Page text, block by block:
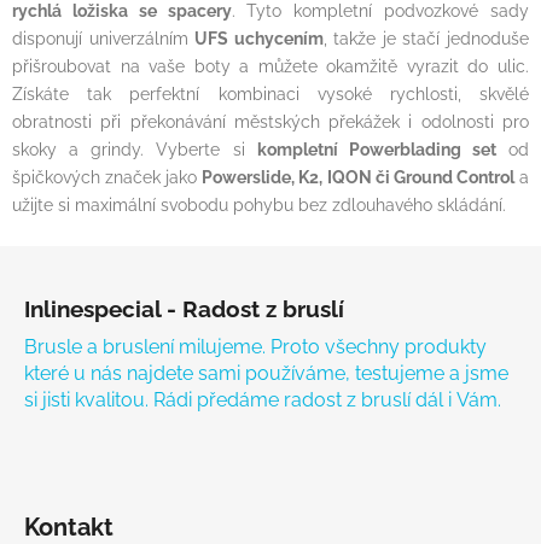
rychlá ložiska se spacery. Tyto kompletní podvozkové sady
disponují univerzálním UFS uchycením, takže je stačí jednoduše
přišroubovat na vaše boty a můžete okamžitě vyrazit do ulic.
Získáte tak perfektní kombinaci vysoké rychlosti, skvělé
obratnosti při překonávání městských překážek i odolnosti pro
skoky a grindy. Vyberte si
kompletní Powerblading setod
špičkových značek jako Powerslide, K2, IQON či Ground Controla
užijte si maximální svobodu pohybu bez zdlouhavého skládání.
Inlinespecial - Radost z bruslí
Brusle a bruslení milujeme. Proto všechny produkty
které u nás najdete sami používáme, testujeme a jsme
si jisti kvalitou. Rádi předáme radost z bruslí dál i Vám.
Kontakt